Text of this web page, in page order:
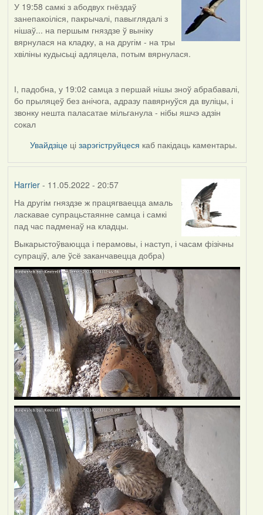
У 19:58 самкі з абодвух гнёздаў
занепакоіліся, пакрычалі, павыглядалі з
нішаў... на першым гняздзе ў выніку
вярнулася на кладку, а на другім - на тры
хвіліны кудысьці адляцела, потым вярнулася.
І, падобна, у 19:02 самца з першай нішы зноў абрабавалі,
бо прыляцеў без анічога, адразу павярнуўся да вуліцы, і
звонку нешта паласатае мільганула - нібы яшчэ адзін
сокал
Увайдзіце цізарэгіструйцеся каб пакідаць каментары.
Harrier- 11.05.2022 - 20:57
На другім гняздзе ж працягваецца амаль
ласкавае супрацьстаянне самца і самкі
пад час падменаў на кладцы.
Выкарыстоўваюцца і перамовы, і наступ, і часам фізічны
супраціў, але ўсё заканчавецца добра)